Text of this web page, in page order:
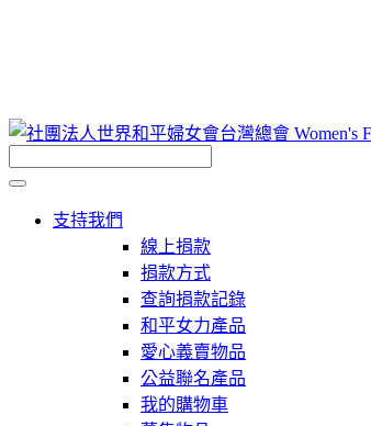
支持我們
線上捐款
捐款方式
查詢捐款記錄
和平女力產品
愛心義賣物品
公益聯名產品
我的購物車